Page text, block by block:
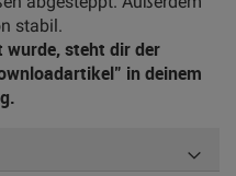
stabil.
wurde, steht dir der
in deinem